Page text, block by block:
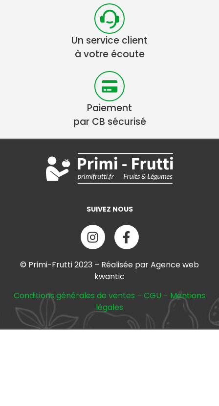
Un service client
à votre écoute
Paiement
par CB sécurisé
SUIVEZ NOUS
© Primi-Frutti 2023 – Réalisée par Agence web
kwantic
Conditions générales de ventes – CGU – Mentions
légales